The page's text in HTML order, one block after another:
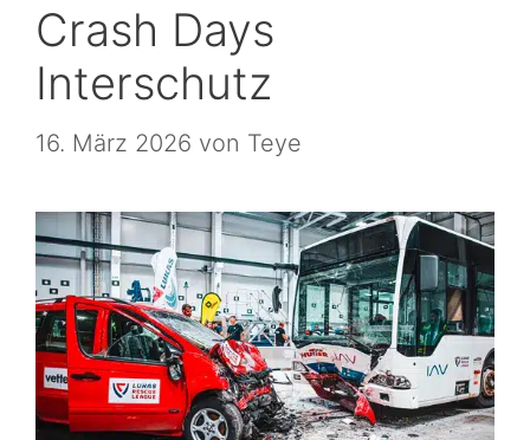
Crash Days
Interschutz
16. März 2026 von Teye